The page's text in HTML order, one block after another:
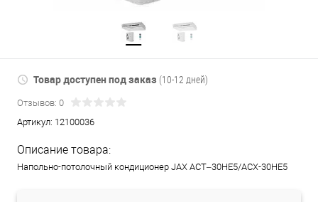
Товар доступен под заказ (10-12 дней)
Отзывов: 0
Артикул: 12100036
Описание товара:
Напольно-потолочный кондиционер JAX ACT–30HE5/ACX-30НE5